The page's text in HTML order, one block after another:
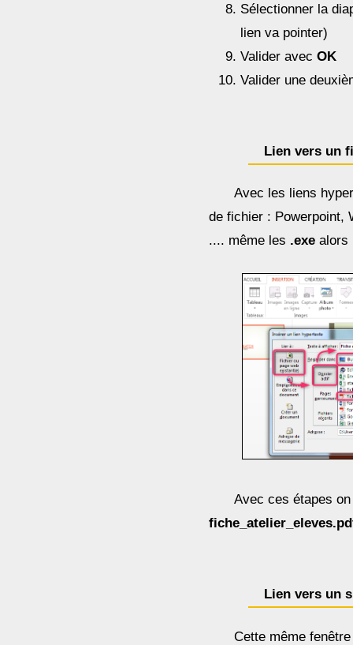
Sélectionner la
lien va pointer)
Valider avecOK
Valider une
Lien vers un
Avec les liens
de fichier : Powerpoint,
.... même les .exe alors
Avec ces étapes
Lien vers un
Cette même